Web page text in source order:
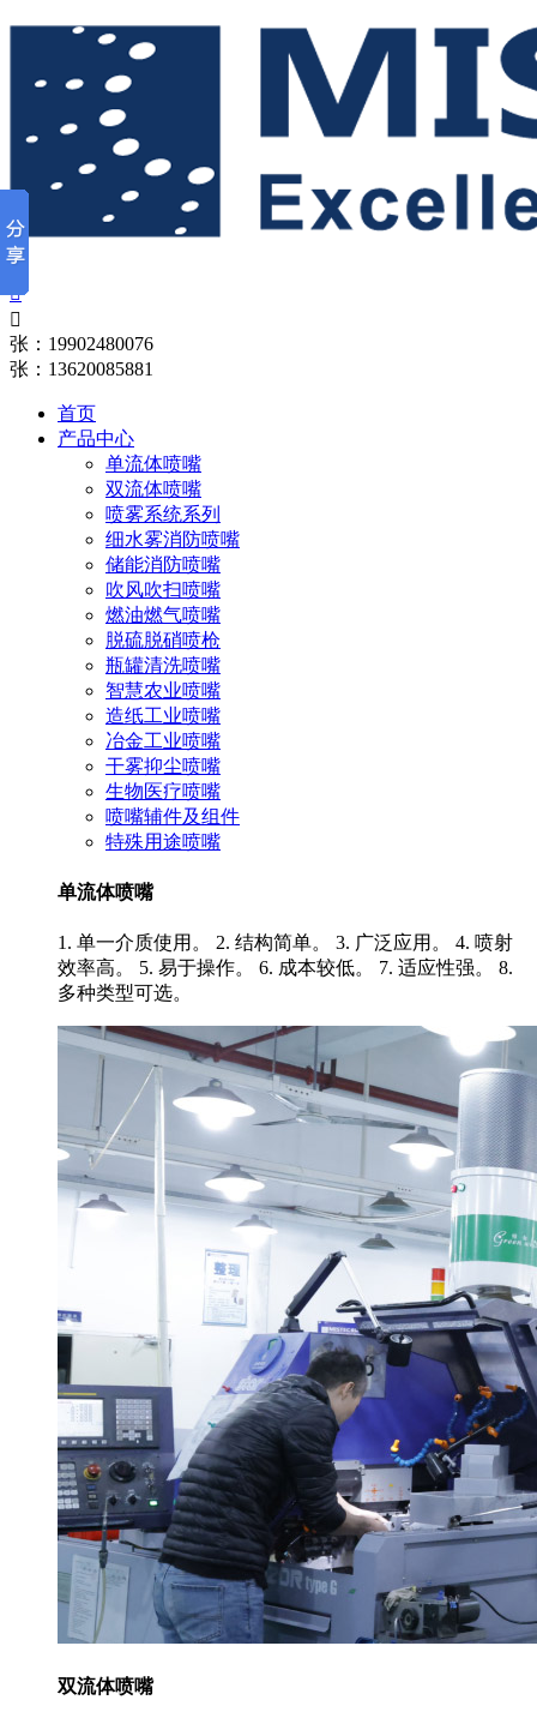


张：19902480076
张：13620085881
首页
产品中心
单流体喷嘴
双流体喷嘴
喷雾系统系列
细水雾消防喷嘴
储能消防喷嘴
吹风吹扫喷嘴
燃油燃气喷嘴
脱硫脱硝喷枪
瓶罐清洗喷嘴
智慧农业喷嘴
造纸工业喷嘴
冶金工业喷嘴
干雾抑尘喷嘴
生物医疗喷嘴
喷嘴辅件及组件
特殊用途喷嘴
单流体喷嘴
1. 单一介质使用。 2. 结构简单。 3. 广泛应用。 4. 喷射
效率高。 5. 易于操作。 6. 成本较低。 7. 适应性强。 8.
多种类型可选。
双流体喷嘴